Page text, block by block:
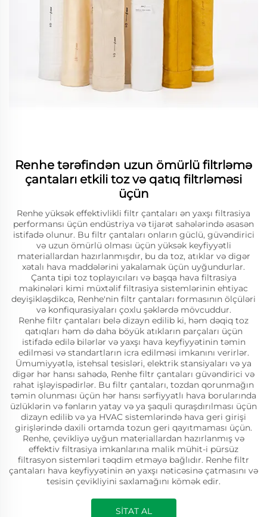
Renhe tərəfindən uzun ömürlü filtrləmə
çantaları etkili toz və qatıq filtrləməsi
üçün
Renhe yüksək effektivlikli filtr çantaları ən yaxşı filtrasiya
performansı üçün endüstriya və tijarət sahələrində əsasən
istifadə olunur. Bu filtr çantaları onların güclü, güvəndirici
və uzun ömürlü olması üçün yüksək keyfiyyətli
materiallardan hazırlanmışdır, bu da toz, atıklar və digər
xətalı hava maddələrini yakalamak üçün uyğundurlar.
Çanta tipi toz toplayıcıları və başqa hava filtrasiya
makinələri kimi müxtəlif filtrasiya sistemlərinin ehtiyac
deyişikləşdikcə, Renhe'nin filtr çantaları formasının ölçüləri
və konfiqurasiyaları çoxlu şəklərdə mövcuddur.
Renhe filtr çantaları belə dizayn edilib ki, həm dəqiq toz
qatıqları həm də daha böyük atıkların parçaları üçün
istifadə edilə bilərlər və yaxşı hava keyfiyyətinin təmin
edilməsi və standartların icra edilməsi imkanını verirlər.
Ümumiyyətlə, istehsal tesisləri, elektrik stansiyaları və ya
digər hər hansı sahədə, Renhe filtr çantaları güvəndirici və
rahat işləyispədirlər. Bu filtr çantaları, tozdan qorunmağın
təmin olunması üçün hər hansı sərfiyyatlı hava borularında
üzlüklərin və fənların yatay və ya şaquli quraşdırılması üçün
dizayn edilib və ya HVAC sistemlərində hava geri girişi
girişlərində daxili ortamda tozun geri qayıtmaması üçün.
Renhe, çevikliyə uyğun materiallardan hazırlanmış və
effektiv filtrasiya imkanlarına malik mühit-i pürsüz
filtrasyon sistemləri təqdim etməyə bağlıdır. Renhe filtr
çantaları hava keyfiyyətinin ən yaxşı nəticəsinə çatmasını və
tesisin çevikliyini saxlamağını kömək edir.
SİTAT AL